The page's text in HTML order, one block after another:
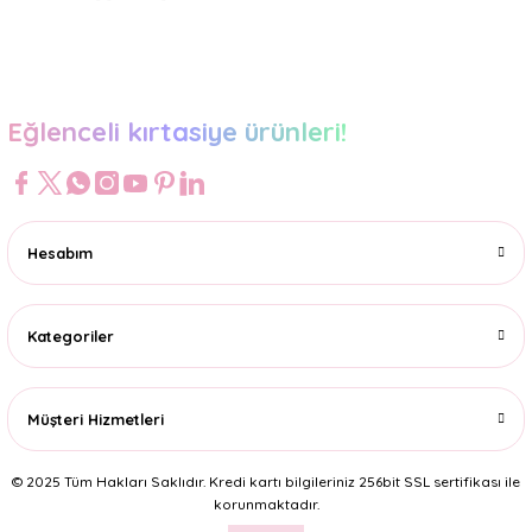
Eğlenceli kırtasiye ürünleri!
Hesabım
Kategoriler
Müşteri Hizmetleri
© 2025 Tüm Hakları Saklıdır. Kredi kartı bilgileriniz 256bit SSL sertifikası ile
korunmaktadır.